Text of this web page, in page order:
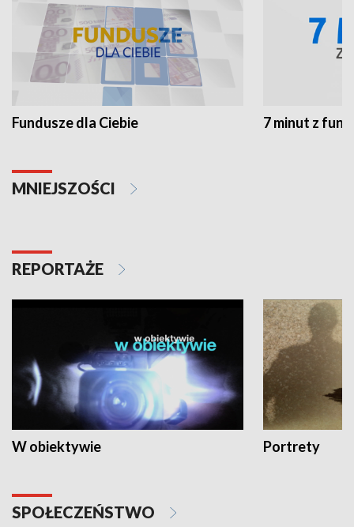
Fundusze dla Ciebie 7 minut z
MNIEJSZOŚCI
REPORTAŻE
W obiektywie Portrety
SPOŁECZEŃSTWO